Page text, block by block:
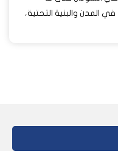
والبنية التحتية،